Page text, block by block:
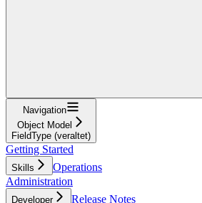
Navigation
Object Model
FieldType (veraltet)
Getting Started
Skills
Operations
Administration
Developer Release Notes